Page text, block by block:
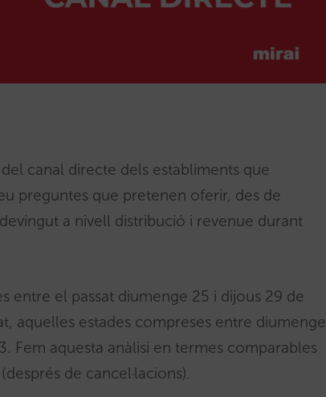
canal directe dels establiments que
preguntes que pretenen oferir, des de
a nivell distribució i revenue durant
entre el passat diumenge 25 i dijous 29 de
aquelles estades compreses entre diumenge
Fem aquesta anàlisi en termes comparables
de cancel·lacions).